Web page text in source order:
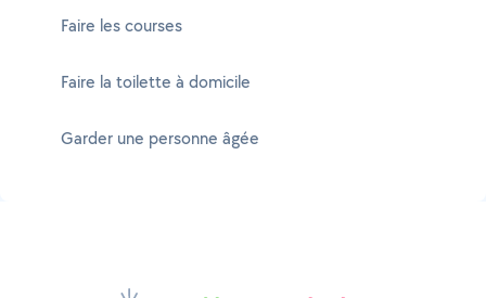
Faire les courses
Faire la toilette à domicile
Garder une personne âgée